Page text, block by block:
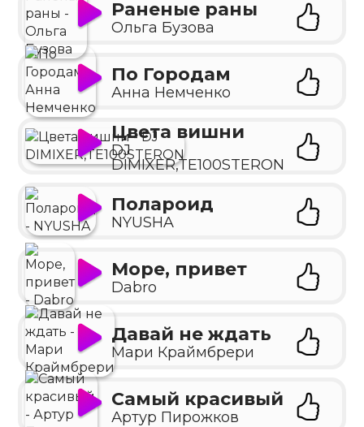
Раненые раны
Ольга Бузова
По Городам
Анна Немченко
Цвета вишни
DJ
DIMIXER,TE100STERON
Полароид
NYUSHA
Море, привет
Dabro
Давай не ждать
Мари Краймбрери
Самый красивый
Артур Пирожков